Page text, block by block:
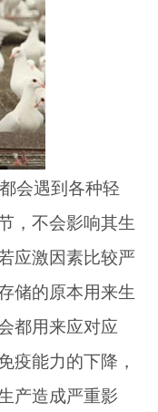
会遇到各种轻
，不会影响其生
应激因素比较严
储的原本用来生
都用来应对应
疫能力的下降，
产造成严重影